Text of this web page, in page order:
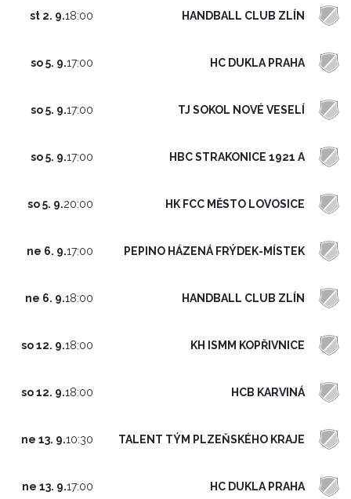
st 2. 9.18:00 HANDBALL CLUB ZLÍN
so 5. 9.17:00 HC DUKLA PRAHA
so 5. 9.17:00 TJ SOKOL NOVÉ VESELÍ
so 5. 9.17:00 HBC STRAKONICE 1921 A
so 5. 9.20:00 HK FCC MĚSTO LOVOSICE
ne 6. 9.17:00 PEPINO HÁZENÁ FRÝDEK-MÍSTEK
ne 6. 9.18:00 HANDBALL CLUB ZLÍN
so 12. 9.18:00 KH ISMM KOPŘIVNICE
so 12. 9.18:00 HCB KARVINÁ
ne 13. 9.10:30 TALENT TÝM PLZEŇSKÉHO KRAJE
ne 13. 9.17:00 HC DUKLA PRAHA